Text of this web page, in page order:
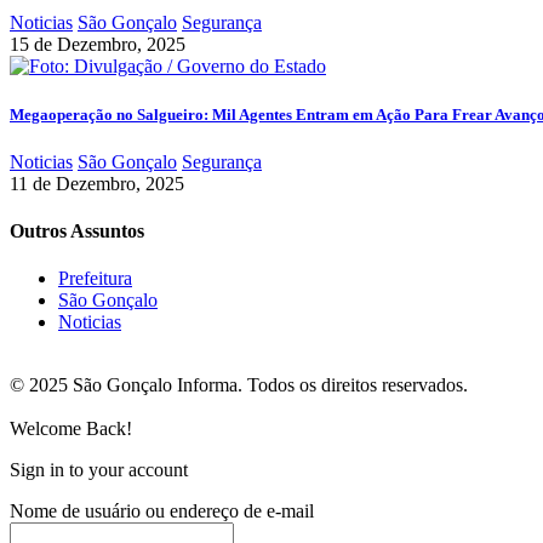
Noticias São Gonçalo Segurança
15 de Dezembro, 2025
Megaoperação no Salgueiro: Mil Agentes Entram em Ação Para Frear
Noticias São Gonçalo Segurança
11 de Dezembro, 2025
Outros Assuntos
Prefeitura
São Gonçalo
Noticias
© 2025 São Gonçalo Informa. Todos os direitos reservados.
Welcome Back!
Sign in to your account
Nome de usuário ou endereço de e-mail